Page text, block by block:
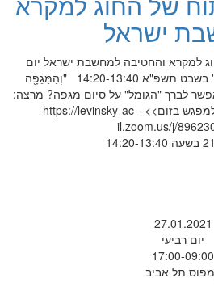
ישראל
למקרא והחטיבה למחשבת ישראל יום
חמישי (21 בינואר 2021) ח' בשבט תשפ"א 14:20-13:40 "וְהַמַּגֵּפָ֖ה
יז:15) האם אפשר לברך "הגומל" על סיום מגפה? מרצה:
ד"ר אור מרגלית קישור למפגש בזום>> https://levinsky-ac-
il.zoom.us/j/
27.01.2021
יום רביעי
17:00-09:00
תל אביב